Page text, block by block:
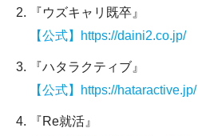
『ウズキャリ既卒』
【公式】https://daini2.co.jp/
『ハタラクティブ』
【公式】https://hataractive.jp/
『Re就活』